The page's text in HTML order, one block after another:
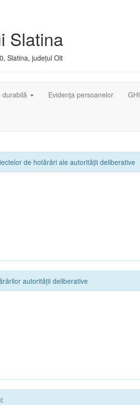
Slatina
Slatina, județul Olt
durabilă Evidența persoanelor
de hotărâri ale autorității deliberative
autorității deliberative